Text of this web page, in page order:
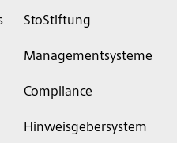
StoStiftung
Managementsysteme
Compliance
Hinweisgebersystem